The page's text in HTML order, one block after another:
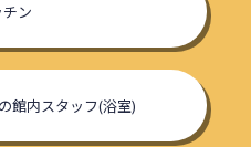
ン
館内スタッフ(浴室)